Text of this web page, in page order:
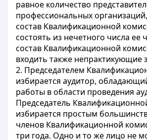
равное количество
профессиональных
состав Квалификационной
состоять из нечетного числа ее
состав Квалификационной
входить также непрактикующие
2. Председателем
избирается аудитор,
работы в области проведения
Председатель
избирается простым
членов Квалификационной
три года. Одно и то же лицо не